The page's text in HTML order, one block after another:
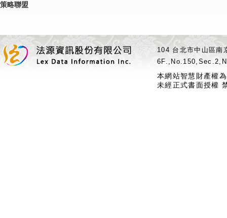
策略聯盟
104 台北市中山區
本網站智慧財產權
未經正式書面授權